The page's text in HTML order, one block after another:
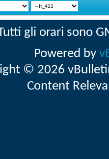
gli orari sono
Powered by
© 2026
Content